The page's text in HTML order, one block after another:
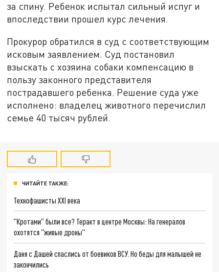
за спину. Ребенок испытал сильный испуг и
впоследствии прошел курс лечения.
Прокурор обратился в суд с соответствующим
исковым заявлением. Суд постановил
взыскать с хозяина собаки компенсацию в
пользу законного представителя
пострадавшего ребенка. Решение суда уже
исполнено: владелец животного перечислил
семье 40 тысяч рублей.
ЧИТАЙТЕ ТАКЖЕ:
Технофашисты XXI века
"Кротами" были все? Теракт в центре Москвы: На генералов
охотятся "живые дроны"
Даня с Дашей спаслись от боевиков ВСУ. Но беды для малышей не
закончились